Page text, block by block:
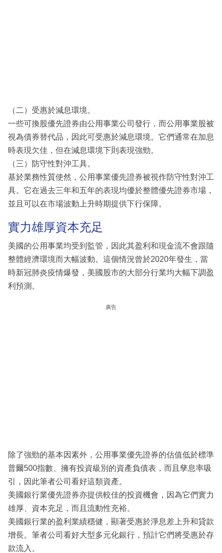
（二）受惠於減息環境。
一些可換股優先證券由公用事業公司發行，而公用事業股被
視為債券替代品，因此可受惠於減息環境。它們通常在加息
時表現欠佳，但在減息環境下則表現強勁。
（三）防守性對沖工具。
基於業務性質使然，公用事業優先證券被視作防守性對沖工
具。它在過去三年和五年的表現均優於整體優先證券市場，
並且可以在市場波動上升時期提供下行保障。
實力雄厚資本充足
美國的公用事業均受到監管，因此其盈利和現金流不會跟隨
整體經濟環境而大幅波動。這個情況曾於2020年發生，當
時新冠肺炎疫情爆發，美國股市的大部分行業均大幅下調盈
利預測。
廣告
除了強勁的基本因素外，公用事業優先證券的估值低於標準
普爾500指數、擁有投資級別的資產負債表，而且孳息率吸
引，因此筆者公司看好這類資產。
美國銀行業優先證券亦提供較佳的投資機會，因為它們實力
雄厚、資本充足，而且流動性充裕。
美國銀行業的盈利業績穩健，顯著受惠於淨息差上升和貸款
增長。筆者公司看好大型多元化銀行，預計它們將受惠於存
款流入。